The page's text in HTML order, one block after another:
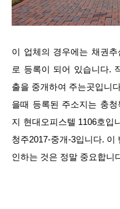
이 업체의 경우에는 채권
로 등록이 되어 있습니다.
출을 중개하여 주는곳입니
을때 등록된 주소지는 충
지 현대오피스텔 1106호입
청주2017-중개-3입니다.
인하는 것은 정말 중요합니